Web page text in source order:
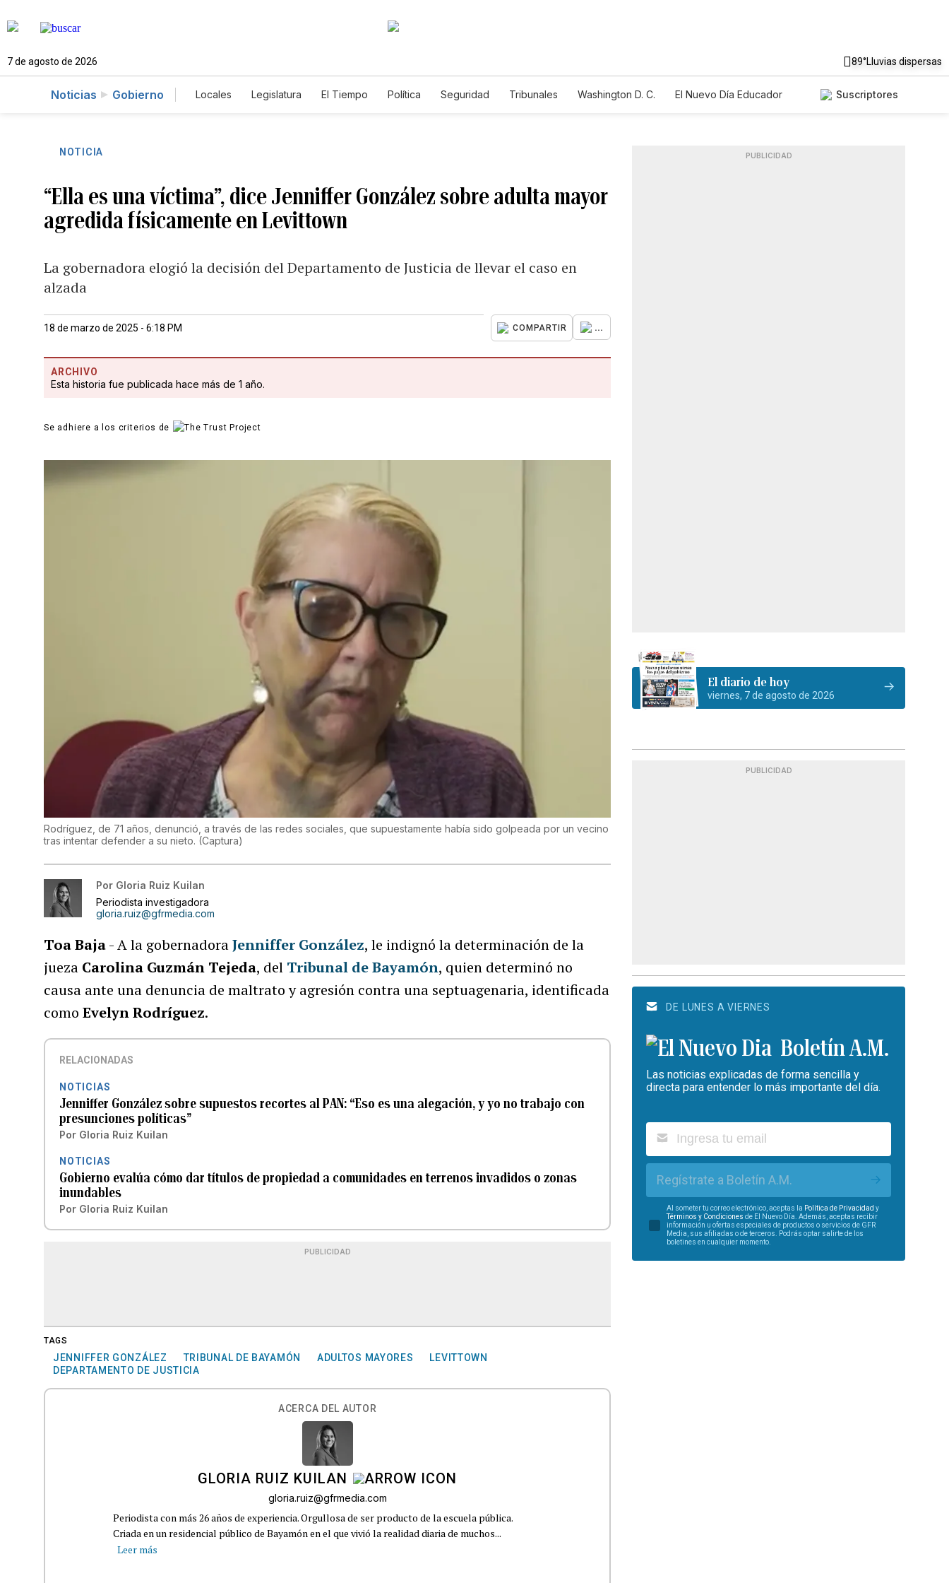
7 de agosto de 2026 89°Lluvias dispersas
Noticias Gobierno Locales Legislatura El Tiempo Política Seguridad Tribunales Washington D. C.
El Nuevo Día Educador
Suscriptores
NOTICIA
“Ella es una víctima”, dice Jenniffer González sobre adulta mayor
agredida físicamente en Levittown
La gobernadora elogió la decisión del Departamento de Justicia de llevar el caso en
alzada
18 de marzo de 2025 - 6:18 PM COMPARTIR ...
ARCHIVO
Esta historia fue publicada hace más de 1 año.
Se adhiere a los criterios de
Rodríguez, de 71 años, denunció, a través de las redes sociales, que supuestamente había sido golpeada por un vecino
tras intentar defender a su nieto. (Captura)
Por Gloria Ruiz Kuilan
Periodista investigadora
gloria.ruiz@gfrmedia.com
Toa Baja- A la gobernadoraJenniffer González, le indignó la determinación de la
jueza Carolina Guzmán Tejeda, del Tribunal de Bayamón, quien determinó no
causa ante una denuncia de maltrato y agresión contra una septuagenaria, identificada
comoEvelyn Rodríguez.
RELACIONADAS
NOTICIAS
Jenniffer González sobre supuestos recortes al PAN: “Eso es una alegación, y yo no trabajo con
presunciones políticas”
Por Gloria Ruiz Kuilan
NOTICIAS
Gobierno evalúa cómo dar títulos de propiedad a comunidades en terrenos invadidos o zonas
inundables
Por Gloria Ruiz Kuilan
PUBLICIDAD
TAGS
JENNIFFER GONZÁLEZ TRIBUNAL DE BAYAMÓN ADULTOS MAYORES
LEVITTOWN
DEPARTAMENTO DE JUSTICIA
ACERCA DEL AUTOR
GLORIA RUIZ KUILAN
gloria.ruiz@gfrmedia.com
Periodista con más 26 años de experiencia. Orgullosa de ser producto de la escuela pública.
Criada en un residencial público de Bayamón en el que vivió la realidad diaria de muchos...
Leer más
PUBLICIDAD
El diario de hoy
viernes, 7 de agosto de 2026
PUBLICIDAD
DE LUNES A VIERNES
Boletín A.M.
Las noticias explicadas de forma sencilla y
directa para entender lo más importante del día.
Regístrate a Boletín A.M.
Al someter tu correo electrónico, aceptas la Política de Privacidad y
Términos y Condiciones de El Nuevo Día. Además, aceptas recibir
información u ofertas especiales de productos o servicios de GFR
Media, sus afiliadas o de terceros. Podrás optar salirte de los
boletines en cualquier momento.